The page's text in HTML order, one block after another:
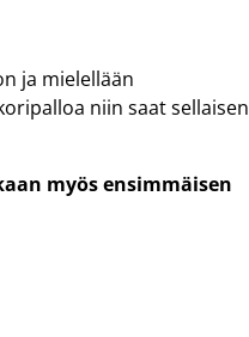
ja mielellään
niin saat sellaisen
myös ensimmäisen